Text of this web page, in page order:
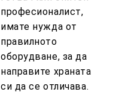
професионалист,
имате нужда от
правилното
оборудване, за да
направите храната
си да се отличава.